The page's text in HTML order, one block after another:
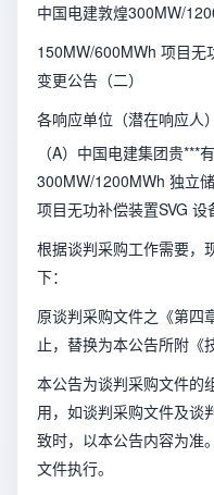
中国电建敦煌300MW/
150MW/600MWh 项目无
变更公告（二）
各响应单位（潜在响应人
（A）中国电建集团贵***
300MW/1200MWh 独立
项目无功补偿装置SVG
根据谈判采购工作需要，
下：
原谈判采购文件之《第四
止，替换为本公告所附《
本公告为谈判采购文件的
用，如谈判采购文件及谈
致时，以本公告内容为准
文件执行。